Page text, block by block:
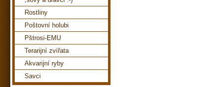
Rostliny
Poštovní holubi
Pštrosi-EMU
Terarijní zvířata
Akvarijní ryby
Savci